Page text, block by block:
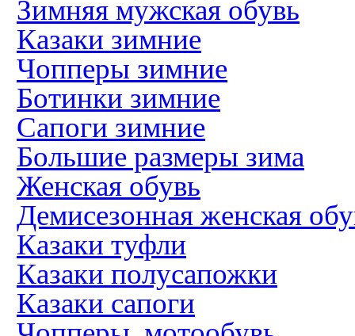
Зимняя мужская обувь
Казаки зимние
Чопперы зимние
Ботинки зимние
Сапоги зимние
Большие размеры зима
Женская обувь
Демисезонная женская
Казаки туфли
Казаки полусапожки
Казаки сапоги